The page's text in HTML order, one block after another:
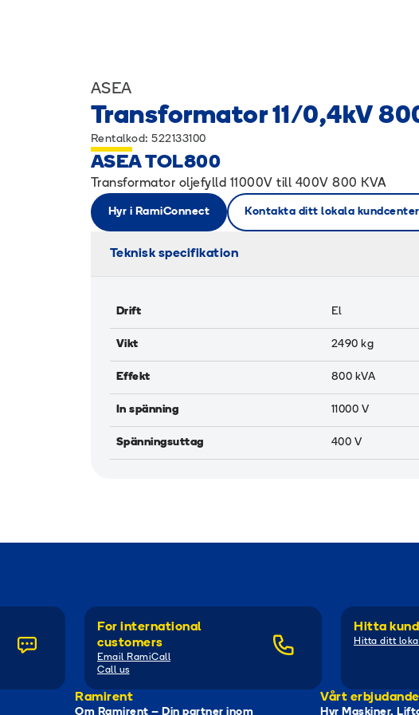
ASEA
Transformator 11/0,4kV
Rentalkod: 522133100
ASEA TOL800
Transformator oljefylld 11000V till 400V 800 KVA
Hyr i RamiConnect Kontakta ditt lokala kundcenter
Teknisk specifikation
Drift El
Vikt 2490 kg
Effekt 800 kVA
In spänning 11000 V
Spänningsuttag 400 V
For international
customers
Email RamiCall
Call us
Hitta
Hitta ditt
Ramirent
Om Ramirent – Din partner inom
Vårt erbjudande
Hyr Maskiner,